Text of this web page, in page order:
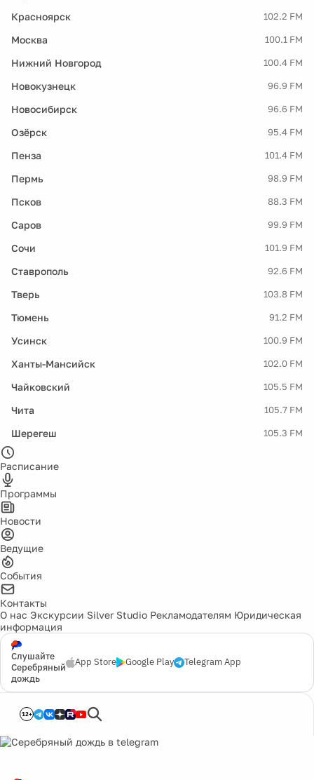
Красноярск 102.2 FM
Москва 100.1 FM
Нижний Новгород 100.4 FM
Новокузнецк 96.9 FM
Новосибирск 96.6 FM
Озёрск 95.4 FM
Пенза 101.4 FM
Пермь 98.9 FM
Псков 88.3 FM
Саров 99.9 FM
Сочи 101.9 FM
Ставрополь 92.6 FM
Тверь 103.8 FM
Тюмень 91.2 FM
Усинск 100.9 FM
Ханты-Мансийск 102.0 FM
Чайковский 105.5 FM
Чита 105.7 FM
Шерегеш 105.3 FM
Расписание
Программы
Новости
Ведущие
События
Контакты
О нас Экскурсии Silver Studio Рекламодателям Юридическая
информация
Слушайте
Серебряный
дождь
App Store Google Play Telegram App
12+